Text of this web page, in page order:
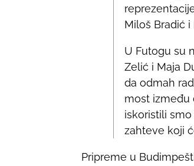
Miloš Bradić i
U Futogu su
Zelić i Maja
da odmah
most između
iskoristili
zahteve koji
Pripreme u